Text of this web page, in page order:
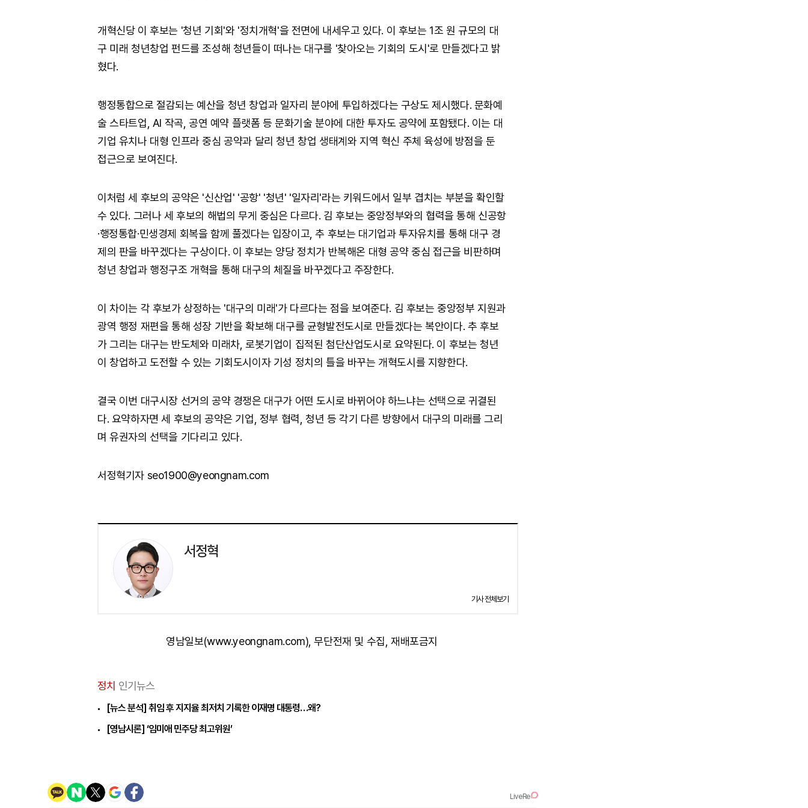
개혁신당 이 후보는 '청년 기회'와 '정치개혁'을 전면에 내세우고 있다. 이 후보는 1조 원 규모의 대
구 미래 청년창업 펀드를 조성해 청년들이 떠나는 대구를 '찾아오는 기회의 도시'로 만들겠다고 밝
혔다.
행정통합으로 절감되는 예산을 청년 창업과 일자리 분야에 투입하겠다는 구상도 제시했다. 문화예
술 스타트업, AI 작곡, 공연 예약 플랫폼 등 문화기술 분야에 대한 투자도 공약에 포함됐다. 이는 대
기업 유치나 대형 인프라 중심 공약과 달리 청년 창업 생태계와 지역 혁신 주체 육성에 방점을 둔
접근으로 보여진다.
이처럼 세 후보의 공약은 '신산업' '공항' '청년' '일자리'라는 키워드에서 일부 겹치는 부분을 확인할
수 있다. 그러나 세 후보의 해법의 무게 중심은 다르다. 김 후보는 중앙정부와의 협력을 통해 신공항
·행정통합·민생경제 회복을 함께 풀겠다는 입장이고, 추 후보는 대기업과 투자유치를 통해 대구 경
제의 판을 바꾸겠다는 구상이다. 이 후보는 양당 정치가 반복해온 대형 공약 중심 접근을 비판하며
청년 창업과 행정구조 개혁을 통해 대구의 체질을 바꾸겠다고 주장한다.
이 차이는 각 후보가 상정하는 '대구의 미래'가 다르다는 점을 보여준다. 김 후보는 중앙정부 지원과
광역 행정 재편을 통해 성장 기반을 확보해 대구를 균형발전도시로 만들겠다는 복안이다. 추 후보
가 그리는 대구는 반도체와 미래차, 로봇기업이 집적된 첨단산업도시로 요약된다. 이 후보는 청년
이 창업하고 도전할 수 있는 기회도시이자 기성 정치의 틀을 바꾸는 개혁도시를 지향한다.
결국 이번 대구시장 선거의 공약 경쟁은 대구가 어떤 도시로 바뀌어야 하느냐는 선택으로 귀결된
다. 요약하자면 세 후보의 공약은 기업, 정부 협력, 청년 등 각기 다른 방향에서 대구의 미래를 그리
며 유권자의 선택을 기다리고 있다.
서정혁기자 seo1900@yeongnam.com
서정혁
기사 전체보기
영남일보(www.yeongnam.com), 무단전재 및 수집, 재배포금지
정치 인기뉴스
[뉴스 분석] 취임 후 지지율 최저치 기록한 이재명 대통령…왜?
[영남시론] ‘임미애 민주당 최고위원’